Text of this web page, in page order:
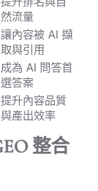
然流量
讓內容被 AI 擷
取與引用
成為 AI 問答首
選答案
提升內容品質
與產出效率
整合